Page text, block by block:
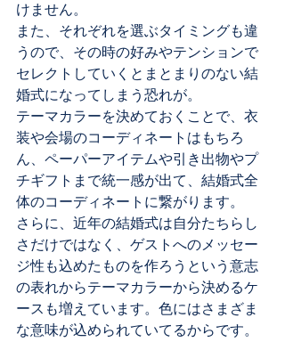
けません。
また、それぞれを選ぶタイミングも違
うので、その時の好みやテンションで
セレクトしていくとまとまりのない結
婚式になってしまう恐れが。
テーマカラーを決めておくことで、衣
装や会場のコーディネートはもちろ
ん、ペーパーアイテムや引き出物やプ
チギフトまで統一感が出て、結婚式全
体のコーディネートに繋がります。
さらに、近年の結婚式は自分たちらし
さだけではなく、ゲストへのメッセー
ジ性も込めたものを作ろうという意志
の表れからテーマカラーから決めるケ
ースも増えています。色にはさまざま
な意味が込められていてるからです。